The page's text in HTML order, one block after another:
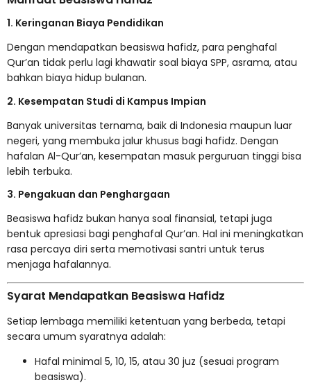
1. Keringanan Biaya Pendidikan
Dengan mendapatkan beasiswa hafidz, para penghafal
Qur’an tidak perlu lagi khawatir soal biaya SPP, asrama, atau
bahkan biaya hidup bulanan.
2. Kesempatan Studi di Kampus Impian
Banyak universitas ternama, baik di Indonesia maupun luar
negeri, yang membuka jalur khusus bagi hafidz. Dengan
hafalan Al-Qur’an, kesempatan masuk perguruan tinggi bisa
lebih terbuka.
3. Pengakuan dan Penghargaan
Beasiswa hafidz bukan hanya soal finansial, tetapi juga
bentuk apresiasi bagi penghafal Qur’an. Hal ini meningkatkan
rasa percaya diri serta memotivasi santri untuk terus
menjaga hafalannya.
Syarat Mendapatkan Beasiswa Hafidz
Setiap lembaga memiliki ketentuan yang berbeda, tetapi
secara umum syaratnya adalah:
Hafal minimal 5, 10, 15, atau 30 juz (sesuai program
beasiswa).